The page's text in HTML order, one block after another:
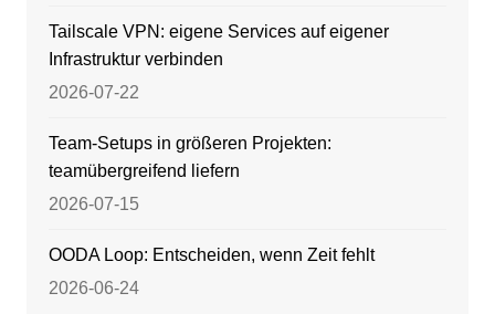
Tailscale VPN: eigene Services auf eigener
Infrastruktur verbinden
2026-07-22
Team-Setups in größeren Projekten:
teamübergreifend liefern
2026-07-15
OODA Loop: Entscheiden, wenn Zeit fehlt
2026-06-24